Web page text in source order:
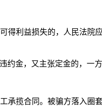
得利益损失的，人民法
约金，又主张定金的，一
承揽合同。被骗方落入圈